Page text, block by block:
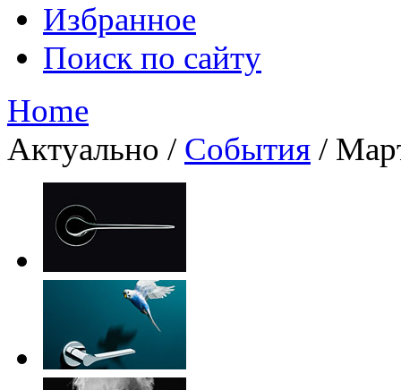
Избранное
Поиск по сайту
Home
Актуально / События /